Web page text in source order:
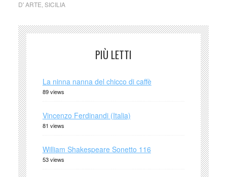
D' ARTE SICILIA
PIÙ LETTI
La ninna nanna del chicco di caffè
89 views
Vincenzo Ferdinandi (Italia)
81 views
William Shakespeare Sonetto 116
53 views